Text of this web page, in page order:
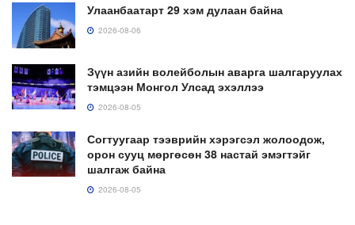
Улаанбаатарт 29 хэм дулаан байна
2026-08-06
Зүүн азийн волейболын аварга шалгаруулах
тэмцээн Монгол Улсад эхэллээ
2026-08-05
Согтуугаар тээврийн хэрэгсэл жолоодож,
орон сууц мөргөсөн 38 настай эмэгтэйг
шалгаж байна
2026-08-05